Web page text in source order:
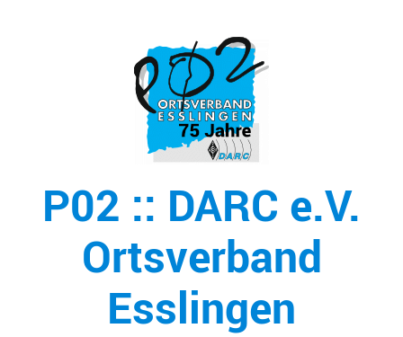
P02 :: DARC e.V.
Ortsverband
Esslingen